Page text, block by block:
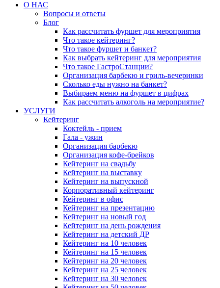
О НАС
Вопросы и ответы
Блог
Как рассчитать фуршет для мероприятия
Что такое кейтеринг?
Что такое фуршет и банкет?
Как выбрать кейтеринг для мероприятия
Что такое ГастроСтанции?
Организация барбекю и гриль-вечеринки
Сколько еды нужно на банкет?
Выбираем меню на фуршет в цифрах
Как рассчитать алкоголь на мероприятие?
УСЛУГИ
Кейтеринг
Коктейль - прием
Гала - ужин
Организация барбекю
Организация кофе-брейков
Кейтеринг на свадьбу
Кейтеринг на выставку
Кейтеринг на выпускной
Корпоративный кейтеринг
Кейтеринг в офис
Кейтеринг на презентацию
Кейтеринг на новый год
Кейтеринг на день рождения
Кейтеринг на детский ДР
Кейтеринг на 10 человек
Кейтеринг на 15 человек
Кейтеринг на 20 человек
Кейтеринг на 25 человек
Кейтеринг на 30 человек